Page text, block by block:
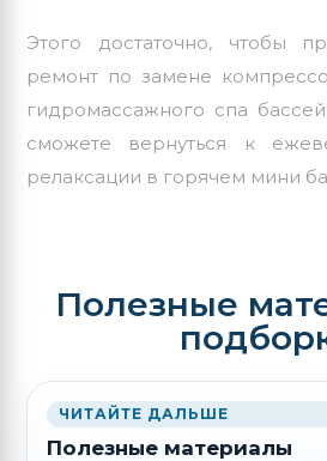
Этого достаточно, чтобы
ремонт по замене
гидромассажного спа
сможете вернуться к
релаксации в горячем мини
Полезные
ЧИТАЙТЕ ДАЛЬШЕ
Полезные материалы